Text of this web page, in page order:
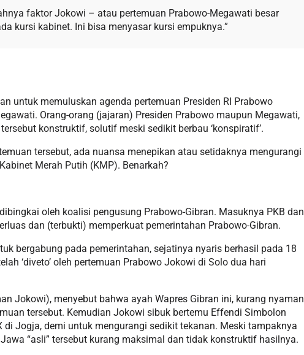
faktor Jokowi – atau pertemuan Prabowo-Megawati besar
kursi kabinet. Ini bisa menyasar kursi empuknya.”
untuk memuluskan agenda pertemuan Presiden RI Prabowo
Orang-orang (jajaran) Presiden Prabowo maupun Megawati,
konstruktif, solutif meski sedikit berbau ‘konspiratif’.
tersebut, ada nuansa menepikan atau setidaknya mengurangi
Merah Putih (KMP). Benarkah?
oleh koalisi pengusung Prabowo-Gibran. Masuknya PKB dan
dan (terbukti) memperkuat pemerintahan Prabowo-Gibran.
bergabung pada pemerintahan, sejatinya nyaris berhasil pada 18
‘diveto’ oleh pertemuan Prabowo Jokowi di Solo dua hari
Jokowi), menyebut bahwa ayah Wapres Gibran ini, kurang nyaman
tersebut. Kemudian Jokowi sibuk bertemu Effendi Simbolon
di Jogja, demi untuk mengurangi sedikit tekanan. Meski tampaknya
“asli” tersebut kurang maksimal dan tidak konstruktif hasilnya.